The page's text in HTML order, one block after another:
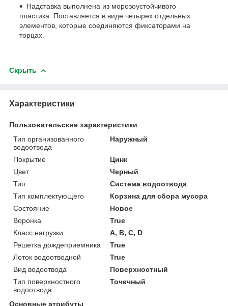
Надставка выполнена из морозоустойчивого
пластика. Поставляется в виде четырех отдельных
элементов, которые соединяются фиксаторами на
торцах.
Скрыть
Характеристики
Пользовательские характеристики
Тип организованного
водоотвода
Наружный
Покрытие
Цинк
Цвет
Черный
Тип
Система водоотвода
Тип комплектующего
Корзина для сбора мусора
Состояние
Новое
Воронка
True
Класс нагрузки
А, В, С, D
Решетка дождеприемника
True
Лоток водоотводной
True
Вид водоотвода
Поверхностный
Тип поверхностного
водоотвода
Точечный
Основные атрибуты